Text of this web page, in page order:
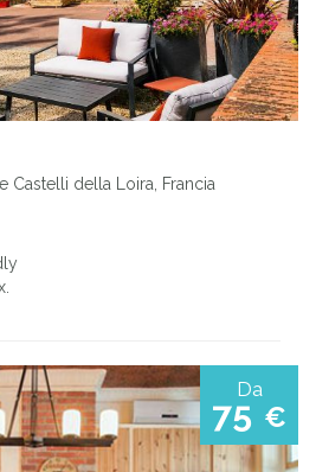
Castelli della Loira, Francia
Da
75 €